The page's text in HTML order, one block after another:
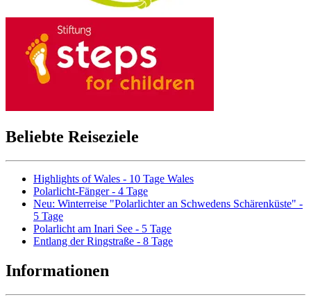
Beliebte Reiseziele
Highlights of Wales - 10 Tage Wales
Polarlicht-Fänger - 4 Tage
Neu: Winterreise "Polarlichter an Schwedens Schärenküste" -
5 Tage
Polarlicht am Inari See - 5 Tage
Entlang der Ringstraße - 8 Tage
Informationen